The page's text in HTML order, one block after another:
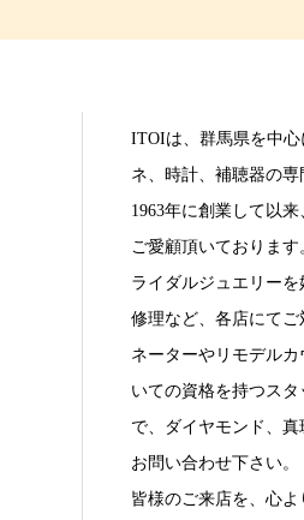
ITOIは、群馬県を中
ネ、時計、補聴器の専
1963年に創業して以
ご愛顧頂いておりま
ライダルジュエリー
修理など、各店にて
ネーターやリモデル
いての資格を持つス
で、ダイヤモンド、
お問い合わせ下さい。
皆様のご来店を、心よ